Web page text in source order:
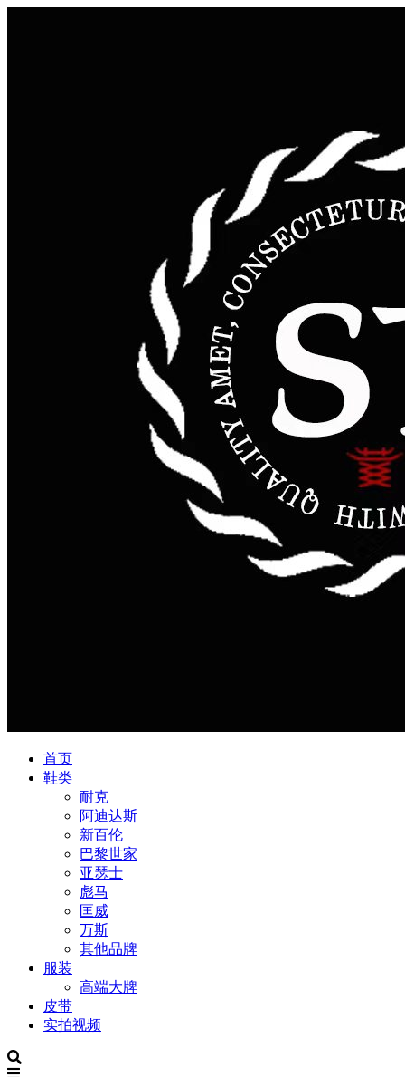
首页
鞋类
耐克
阿迪达斯
新百伦
巴黎世家
亚瑟士
彪马
匡威
万斯
其他品牌
服装
高端大牌
皮带
实拍视频